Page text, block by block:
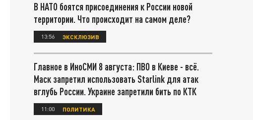
В НАТО боятся присоединения к России новой
территории. Что происходит на самом деле?
13:56 ЭКСКЛЮЗИВ
Главное в ИноСМИ 8 августа: ПВО в Киеве - всё.
Маск запретил использовать Starlink для атак
вглубь России. Украине запретили бить по КТК
11:00 ПОЛИТИКА